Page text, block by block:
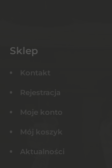
Sklep
Kontakt
Rejestracja
Moje konto
Mój koszyk
Aktualności